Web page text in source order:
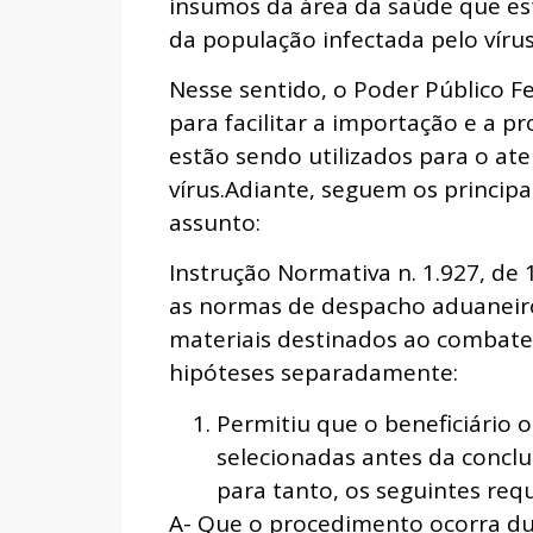
da população infectada pelo
Nesse sentido, o Poder Público
para facilitar a importação e a
estão sendo utilizados para o
vírus.Adiante, seguem os
assunto:
Instrução Normativa n. 1.927, de
as normas de despacho
materiais destinados ao
hipóteses separadamente:
Permitiu que o beneficiário
selecionadas antes da
para tanto, os seguintes
A- Que o procedimento ocorra